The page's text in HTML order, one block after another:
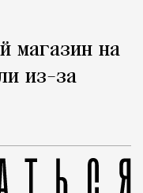
магазин на
из-за